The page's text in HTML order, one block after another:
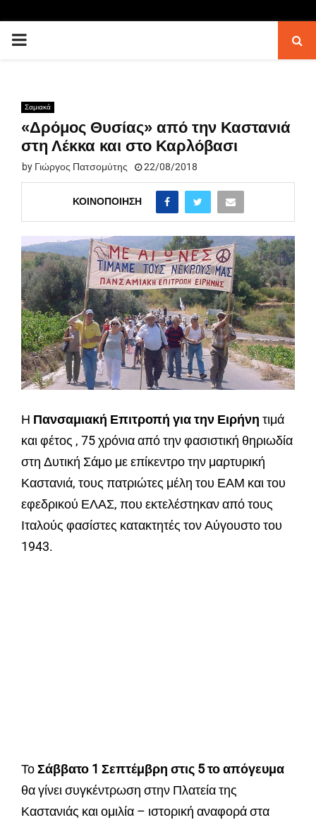
PRIMARY
Σαμιακά
«Δρόμος Θυσίας» από την Καστανιά
στη Λέκκα και στο Καρλόβασι
by Γιώργος Πατσομύτης 22/08/2018
ΚΟΙΝΟΠΟΊΗΣΗ
Η Πανσαμιακή Επιτροπή για την Ειρήνη τιμά
και φέτος , 75 χρόνια από την φασιστική θηριωδία
στη Δυτική Σάμο με επίκεντρο την μαρτυρική
Καστανιά, τους πατριώτες μέλη του ΕΑΜ και του
εφεδρικού ΕΛΑΣ, που εκτελέστηκαν από τους
Ιταλούς φασίστες κατακτητές τον Αύγουστο του
1943.
ΤοΣάββατο 1 Σεπτέμβρη στις 5 το απόγευμα
θα γίνει συγκέντρωση στην Πλατεία της
Καστανιάς και ομιλία – ιστορική αναφορά στα